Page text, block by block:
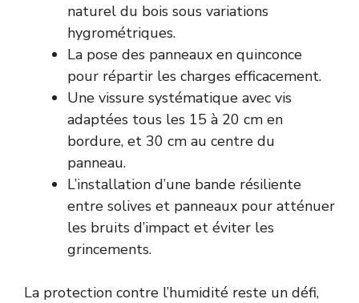
naturel du bois sous variations
hygrométriques.
La pose des panneaux en quinconce
pour répartir les charges efficacement.
Une vissure systématique avec vis
adaptées tous les 15 à 20 cm en
bordure, et 30 cm au centre du
panneau.
L’installation d’une bande résiliente
entre solives et panneaux pour atténuer
les bruits d’impact et éviter les
grincements.
La protection contre l’humidité reste un défi,